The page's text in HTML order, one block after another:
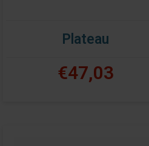
Plateau
€47,03